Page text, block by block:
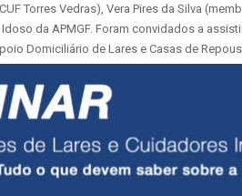
Torres Vedras), Vera Pires da Silva
da APMGF. Foram convidados a
Domiciliário de Lares e Casas de